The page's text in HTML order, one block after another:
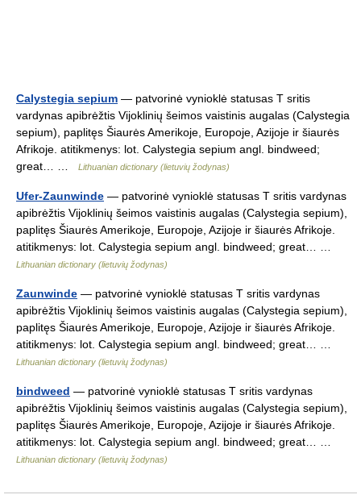
Calystegia sepium — patvorinė vynioklė statusas T sritis
vardynas apibrėžtis Vijoklinių šeimos vaistinis augalas (Calystegia
sepium), paplitęs Šiaurės Amerikoje, Europoje, Azijoje ir šiaurės
Afrikoje. atitikmenys: lot. Calystegia sepium angl. bindweed;
great… …
Lithuanian dictionary (lietuvių žodynas)
Ufer-Zaunwinde — patvorinė vynioklė statusas T sritis vardynas
apibrėžtis Vijoklinių šeimos vaistinis augalas (Calystegia sepium),
paplitęs Šiaurės Amerikoje, Europoje, Azijoje ir šiaurės Afrikoje.
atitikmenys: lot. Calystegia sepium angl. bindweed; great… …
Lithuanian dictionary (lietuvių žodynas)
Zaunwinde — patvorinė vynioklė statusas T sritis vardynas
apibrėžtis Vijoklinių šeimos vaistinis augalas (Calystegia sepium),
paplitęs Šiaurės Amerikoje, Europoje, Azijoje ir šiaurės Afrikoje.
atitikmenys: lot. Calystegia sepium angl. bindweed; great… …
Lithuanian dictionary (lietuvių žodynas)
bindweed — patvorinė vynioklė statusas T sritis vardynas
apibrėžtis Vijoklinių šeimos vaistinis augalas (Calystegia sepium),
paplitęs Šiaurės Amerikoje, Europoje, Azijoje ir šiaurės Afrikoje.
atitikmenys: lot. Calystegia sepium angl. bindweed; great… …
Lithuanian dictionary (lietuvių žodynas)